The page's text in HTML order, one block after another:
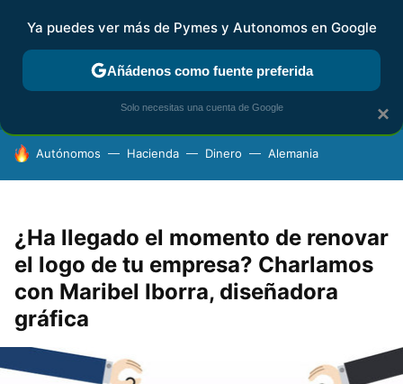
FISCALIDAD Y CONTABILIDAD KIT DIGITAL RENTA
HOY SE HABLA DE
Autónomos Hacienda Dinero Alemania
¿Ha llegado el momento de renovar
el logo de tu empresa? Charlamos
con Maribel Iborra, diseñadora
gráfica
×
Ya puedes ver más de Pymes y Autonomos en Google
Añádenos como fuente preferida
Solo necesitas una cuenta de Google